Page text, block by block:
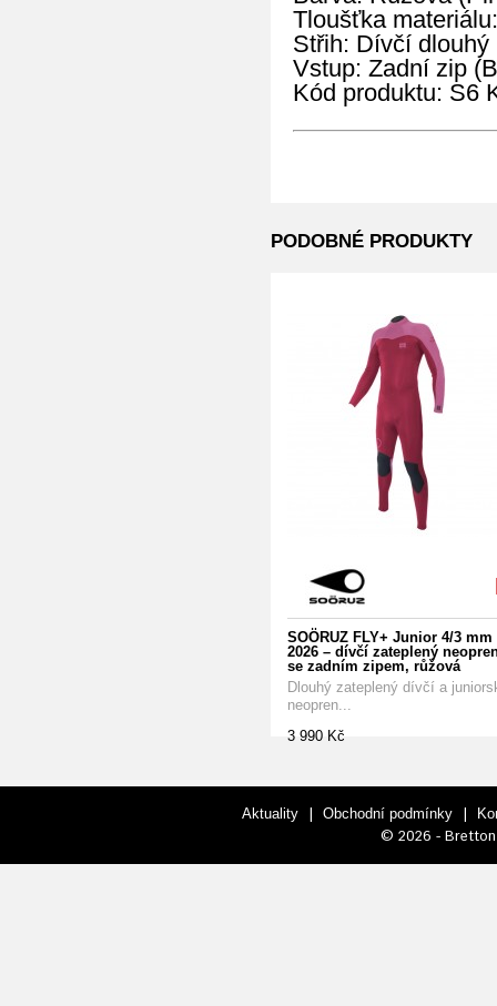
Tloušťka
Střih: Dívčí dlouhý
Vstup: Zadní zip
Kód produktu: S6
PODOBNÉ PRODUKTY
SOÖRUZ FLY+ Junior 4/3 mm
2026 – dívčí zateplený
se zadním zipem, růžová
Dlouhý zateplený dívčí a
neopren...
3 990 Kč
Aktuality | Obchodní podmínky |
© 2026 - Bretton